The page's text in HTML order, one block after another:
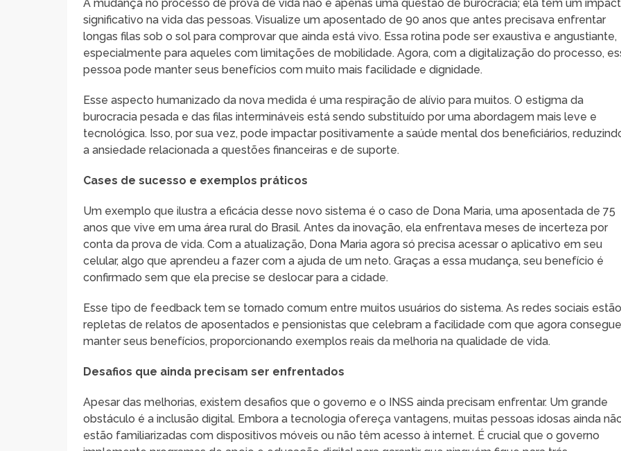
A mudança no processo de prova de vida não é apenas uma questão de burocracia; ela tem um
significativo na vida das pessoas. Visualize um aposentado de 90 anos que antes precisava enfrentar
longas filas sob o sol para comprovar que ainda está vivo. Essa rotina pode ser exaustiva e angustiante,
especialmente para aqueles com limitações de mobilidade. Agora, com a digitalização do processo,
pessoa pode manter seus benefícios com muito mais facilidade e dignidade.
Esse aspecto humanizado da nova medida é uma respiração de alívio para muitos. O estigma da
burocracia pesada e das filas intermináveis está sendo substituído por uma abordagem mais leve e
tecnológica. Isso, por sua vez, pode impactar positivamente a saúde mental dos beneficiários,
a ansiedade relacionada a questões financeiras e de suporte.
Cases de sucesso e exemplos práticos
Um exemplo que ilustra a eficácia desse novo sistema é o caso de Dona Maria, uma aposentada de 75
anos que vive em uma área rural do Brasil. Antes da inovação, ela enfrentava meses de incerteza por
conta da prova de vida. Com a atualização, Dona Maria agora só precisa acessar o aplicativo em seu
celular, algo que aprendeu a fazer com a ajuda de um neto. Graças a essa mudança, seu benefício é
confirmado sem que ela precise se deslocar para a cidade.
Esse tipo de feedback tem se tornado comum entre muitos usuários do sistema. As redes sociais estão
repletas de relatos de aposentados e pensionistas que celebram a facilidade com que agora
manter seus benefícios, proporcionando exemplos reais da melhoria na qualidade de vida.
Desafios que ainda precisam ser enfrentados
Apesar das melhorias, existem desafios que o governo e o INSS ainda precisam enfrentar. Um grande
obstáculo é a inclusão digital. Embora a tecnologia ofereça vantagens, muitas pessoas idosas ainda
estão familiarizadas com dispositivos móveis ou não têm acesso à internet. É crucial que o governo